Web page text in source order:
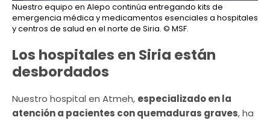
Nuestro equipo en Alepo continúa entregando kits de
emergencia médica y medicamentos esenciales a hospitales
y centros de salud en el norte de Siria. © MSF.
Los hospitales en Siria están
desbordados
Nuestro hospital en Atmeh, especializado en la
atención a pacientes con quemaduras graves, ha